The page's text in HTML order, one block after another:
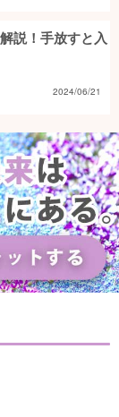
説！手放すと入
2024/06/21